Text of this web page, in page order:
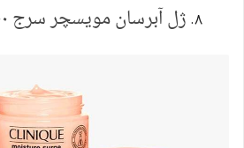
ژل آبرسان مویسچر سرج ۱۰۰ ساعته کلینیک